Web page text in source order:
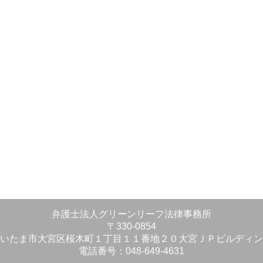
弁護士法人グリーンリーフ法律事務所
〒330-0854
たま市大宮区桜木町１丁目１１番地２０大宮ＪＰビルディ
電話番号：048-649-4631